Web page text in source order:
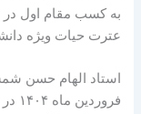
به کسب مقام اول در
عترت حیات ویژه